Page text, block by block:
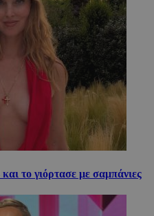
το γιόρτασε με σαμπάνιες